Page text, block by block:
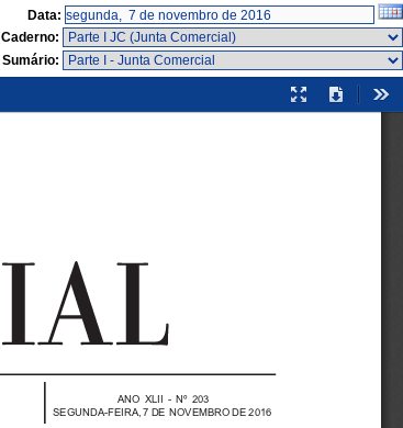
Data:
Caderno:
Sumário:
Modo
de
Download
ANO XLII - Nº 203
SEGUNDA-FEIRA, 7 DE NOVEMBRO DE 2016